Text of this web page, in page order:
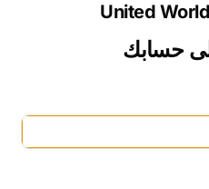
United
حسابك